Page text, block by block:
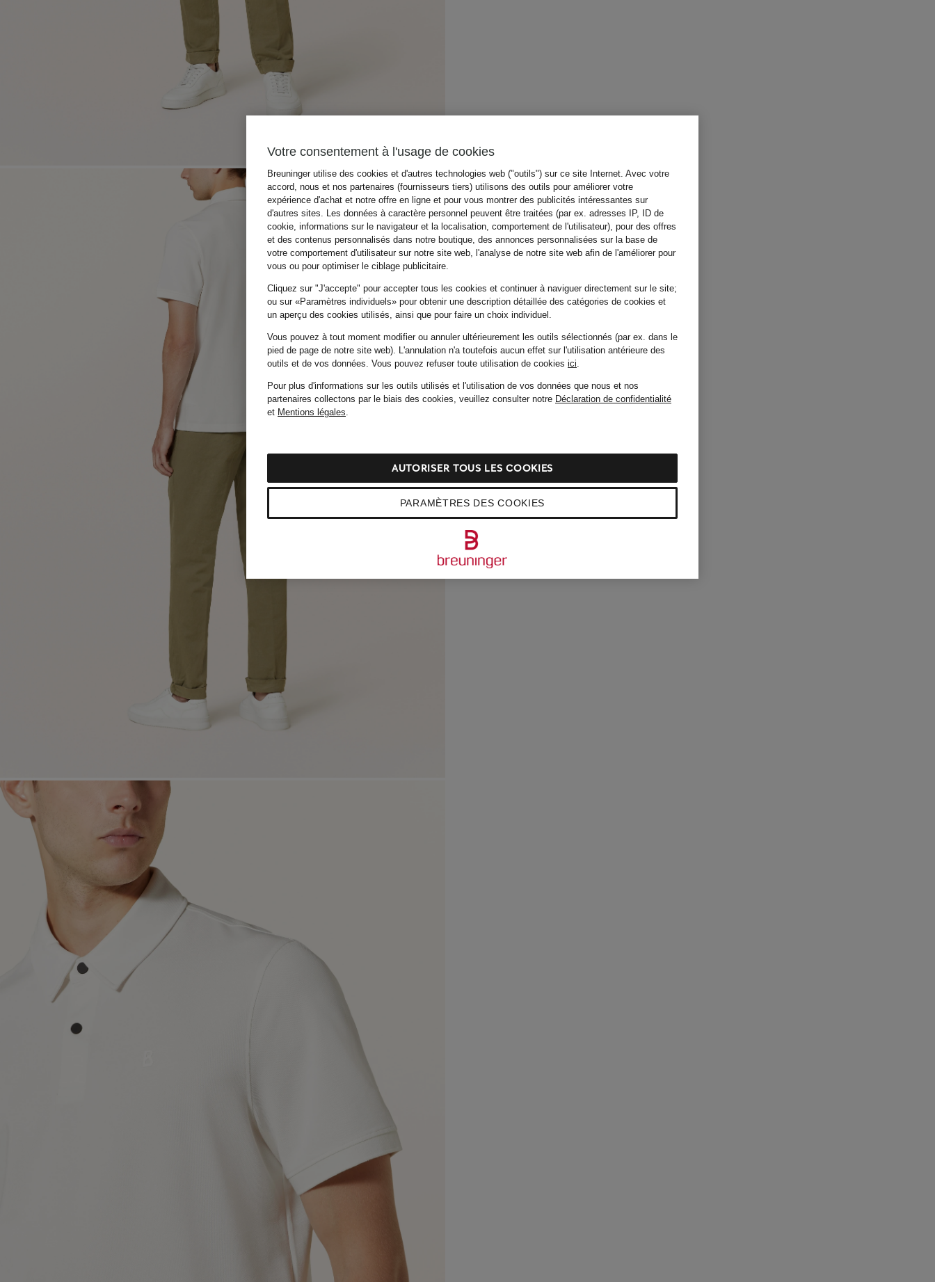
Votre consentement à l'usage de cookies
Breuninger utilise des cookies et d'autres technologies web ("outils") sur ce site Internet. Avec votre
accord, nous et nos partenaires (fournisseurs tiers) utilisons des outils pour améliorer votre
expérience d'achat et notre offre en ligne et pour vous montrer des publicités intéressantes sur
d'autres sites. Les données à caractère personnel peuvent être traitées (par ex. adresses IP, ID de
cookie, informations sur le navigateur et la localisation, comportement de l'utilisateur), pour des offres
et des contenus personnalisés dans notre boutique, des annonces personnalisées sur la base de
votre comportement d'utilisateur sur notre site web, l'analyse de notre site web afin de l'améliorer pour
vous ou pour optimiser le ciblage publicitaire.
Cliquez sur "J'accepte" pour accepter tous les cookies et continuer à naviguer directement sur le site;
ou sur «Paramètres individuels» pour obtenir une description détaillée des catégories de cookies et
un aperçu des cookies utilisés, ainsi que pour faire un choix individuel.
Vous pouvez à tout moment modifier ou annuler ultérieurement les outils sélectionnés (par ex. dans le
pied de page de notre site web). L'annulation n'a toutefois aucun effet sur l'utilisation antérieure des
outils et de vos données. Vous pouvez refuser toute utilisation de cookies ici.
Pour plus d'informations sur les outils utilisés et l'utilisation de vos données que nous et nos
partenaires collectons par le biais des cookies, veuillez consulter notre Déclaration de confidentialité
et Mentions légales.
PARAMÈTRES DES COOKIES
AUTORISER TOUS LES COOKIES